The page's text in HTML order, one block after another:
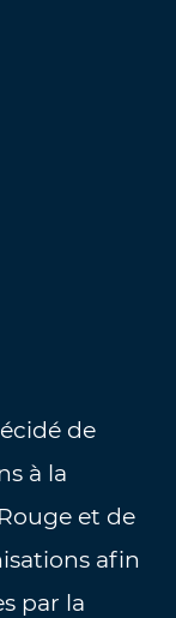
de
à la
et de
afin
par la